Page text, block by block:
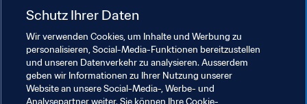
Nachhaltigkeit
Menschenrechte und
Antidiskriminierung
Gesundheit und Medizin
Bildungsinitiativen
Schutz Ihrer Daten
Wir verwenden Cookies, um Inhalte und Werbung zu
personalisieren, Social-Media-Funktionen bereitzustellen
und unseren Datenverkehr zu analysieren. Ausserdem
geben wir Informationen zu Ihrer Nutzung unserer
Website an unsere Social-Media-, Werbe- und
Analysepartner weiter. Sie können Ihre Cookie-